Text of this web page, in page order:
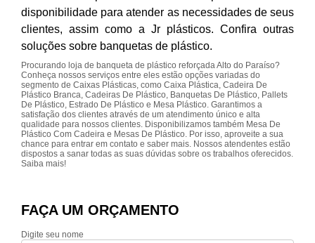
disponibilidade para atender as necessidades de seus
clientes, assim como a Jr plásticos. Confira outras
soluções sobre banquetas de plástico.
Procurando loja de banqueta de plástico reforçada Alto do Paraíso?
Conheça nossos serviços entre eles estão opções variadas do
segmento de Caixas Plásticas, como Caixa Plástica, Cadeira De
Plástico Branca, Cadeiras De Plástico, Banquetas De Plástico, Pallets
De Plástico, Estrado De Plástico e Mesa Plástico. Garantimos a
satisfação dos clientes através de um atendimento único e alta
qualidade para nossos clientes. Disponibilizamos também Mesa De
Plástico Com Cadeira e Mesas De Plástico. Por isso, aproveite a sua
chance para entrar em contato e saber mais. Nossos atendentes estão
dispostos a sanar todas as suas dúvidas sobre os trabalhos oferecidos.
Saiba mais!
FAÇA UM ORÇAMENTO
Digite seu nome